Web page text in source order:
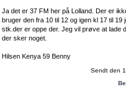
Ja det er 37 FM her på Lolland. Der er
bruger den fra 10 til 12 og igen kl 17 til
stk.der er oppe der. Jeg vil prøve at lade
der sker noget.
Hilsen Kenya 59 Benny
Sendt den